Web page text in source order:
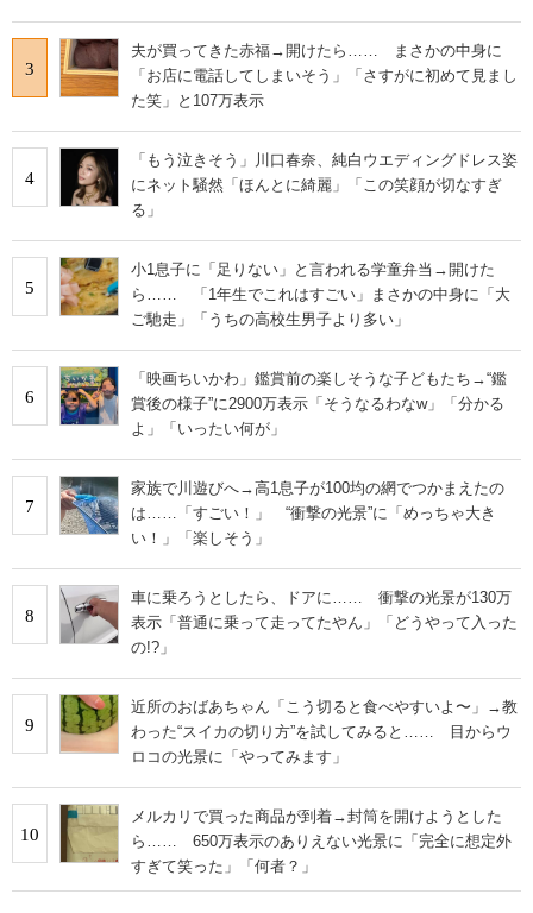
3
夫が買ってきた赤福→開けたら…… まさかの中身に
「お店に電話してしまいそう」「さすがに初めて見まし
た笑」と107万表示
4
「もう泣きそう」川口春奈、純白ウエディングドレス姿
にネット騒然「ほんとに綺麗」「この笑顔が切なすぎ
る」
5
小1息子に「足りない」と言われる学童弁当→開けた
ら…… 「1年生でこれはすごい」まさかの中身に「大
ご馳走」「うちの高校生男子より多い」
6
「映画ちいかわ」鑑賞前の楽しそうな子どもたち→“鑑
賞後の様子”に2900万表示「そうなるわなw」「分かる
よ」「いったい何が」
7
家族で川遊びへ→高1息子が100均の網でつかまえたの
は……「すごい！」 “衝撃の光景”に「めっちゃ大き
い！」「楽しそう」
8
車に乗ろうとしたら、ドアに…… 衝撃の光景が130万
表示「普通に乗って走ってたやん」「どうやって入った
の!?」
9
近所のおばあちゃん「こう切ると食べやすいよ〜」→教
わった“スイカの切り方”を試してみると…… 目からウ
ロコの光景に「やってみます」
10
メルカリで買った商品が到着→封筒を開けようとした
ら…… 650万表示のありえない光景に「完全に想定外
すぎて笑った」「何者？」